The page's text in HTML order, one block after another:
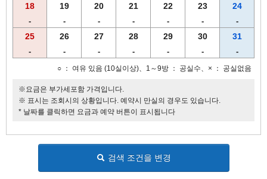
18
-
19
-
20
-
21
-
22
-
23
-
24
-
25
-
26
-
27
-
28
-
29
-
30
-
31
-
○ ： 여유 있음 (10실이상)、1～9방 ： 공실수、× ： 공실없음
※요금은 부가세포함 가격입니다.
※ 표시는 조회시의 상황입니다. 예약시 만실의 경우도 있습니다.
* 날짜를 클릭하면 요금과 예약 버튼이 표시됩니다
검색 조건을 변경